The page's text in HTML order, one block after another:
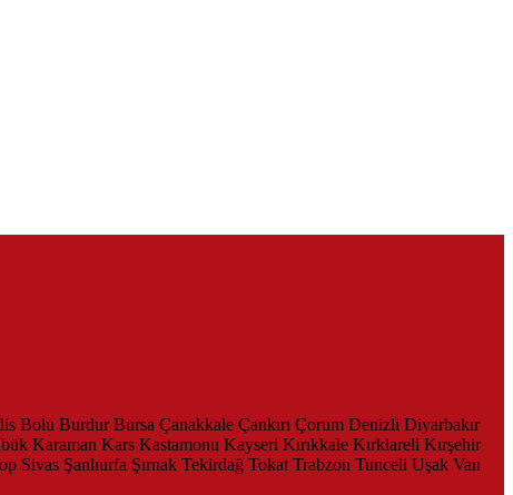
Bolu Burdur Bursa Çanakkale Çankırı Çorum Denizli Diyarbakır
Karaman Kars Kastamonu Kayseri Kırıkkale Kırklareli Kırşehir
Sivas Şanlıurfa Şırnak Tekirdağ Tokat Trabzon Tunceli Uşak Van